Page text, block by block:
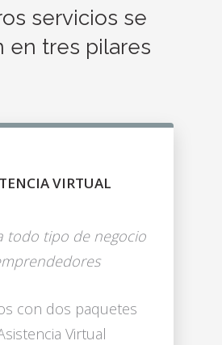
servicios se
en tres pilares
VIRTUAL
todo tipo de negocio
con dos paquetes
Virtual